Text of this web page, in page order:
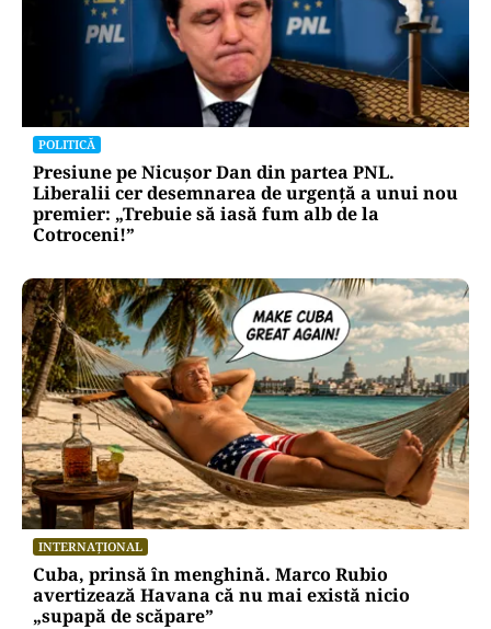
POLITICĂ
Presiune pe Nicușor Dan din partea PNL.
Liberalii cer desemnarea de urgență a unui nou
premier: „Trebuie să iasă fum alb de la
Cotroceni!”
INTERNAȚIONAL
Cuba, prinsă în menghină. Marco Rubio
avertizează Havana că nu mai există nicio
„supapă de scăpare”